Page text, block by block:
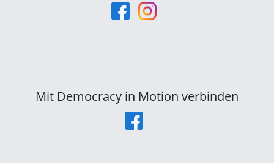
Mit Democracy in Motion verbinden